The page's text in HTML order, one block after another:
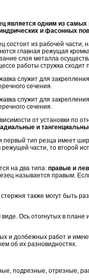
является одним из
и фасонных
состоит из рабочей
главная режущая
слоя металла
работы стружка сходит
служит для
сечения.
служит для
сечения.
от установки по
и
первый тип резца имеет
части, то второй
на два типа: правые и
называется правым.
также могут быть
Ось отогнутых в плане
и долбежных работ и
об их разновидностях.
подрезные, отрезные,